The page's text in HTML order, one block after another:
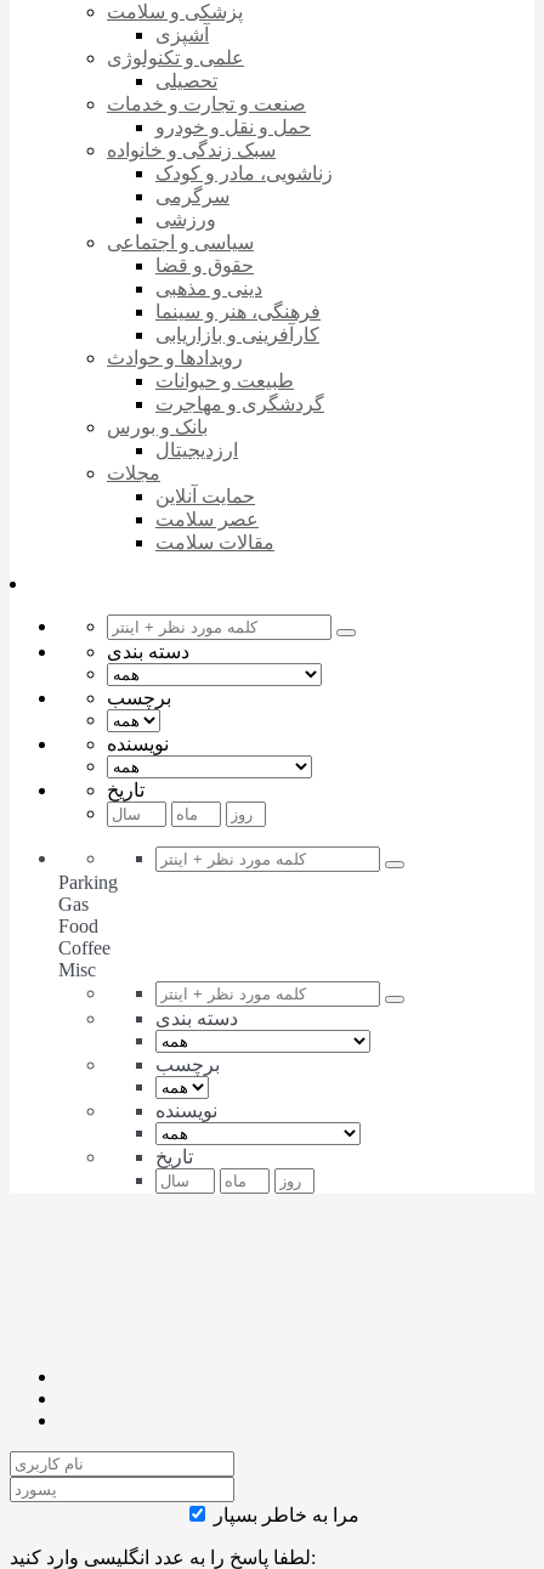
پزشکی و سلامت
آشپزی
علمی و تکنولوژی
تحصیلی
صنعت و تجارت و خدمات
حمل و نقل و خودرو
سبک زندگی و خانواده
زناشویی، مادر و کودک
سرگرمی
ورزشی
سیاسی و اجتماعی
حقوق و قضا
دینی و مذهبی
فرهنگی، هنر و سینما
کارآفرینی و بازاریابی
رویدادها و حوادث
طبیعت و حیوانات
گردشگری و مهاجرت
بانک و بورس
ارزدیجیتال
مجلات
حمایت آنلاین
عصر سلامت
مقالات سلامت
دسته بندی
برچسب
نویسنده
تاریخ
Parking
Gas
Food
Coffee
Misc
دسته بندی
برچسب
نویسنده
تاریخ
مرا به خاطر بسپار
لطفا پاسخ را به عدد انگلیسی وارد کنید: